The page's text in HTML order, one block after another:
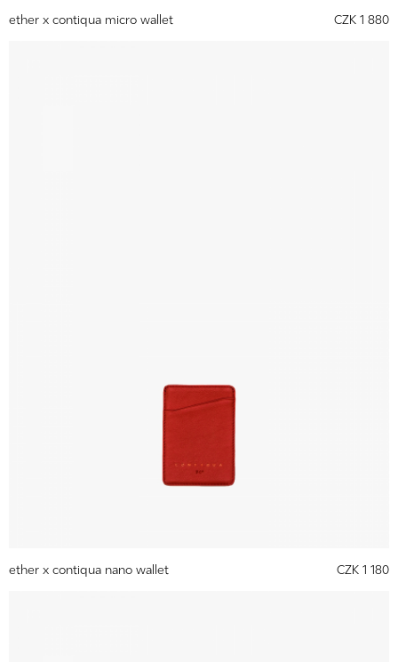
ether x contiqua micro wallet CZK 1 880
ether x contiqua nano wallet CZK 1 180